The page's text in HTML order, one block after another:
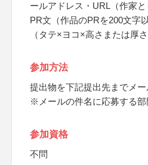
ールアドレス・URL（作家
PR文（作品のPRを200文字
（タテ×ヨコ×高さまたは厚さ
参加方法
提出物を下記提出先までメ
※メールの件名に応募する部
参加資格
不問